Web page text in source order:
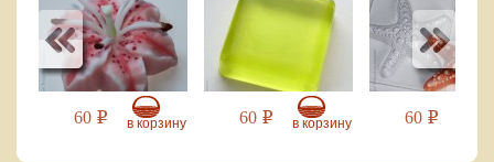
60 Р в корзину 60 Р в корзину 60 Р